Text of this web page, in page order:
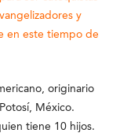
y
en este tiempo de
originario
México.
tiene 10 hijos.